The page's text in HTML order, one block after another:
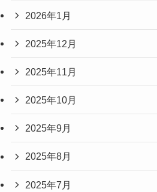
2026年1月
2025年12月
2025年11月
2025年10月
2025年9月
2025年8月
2025年7月